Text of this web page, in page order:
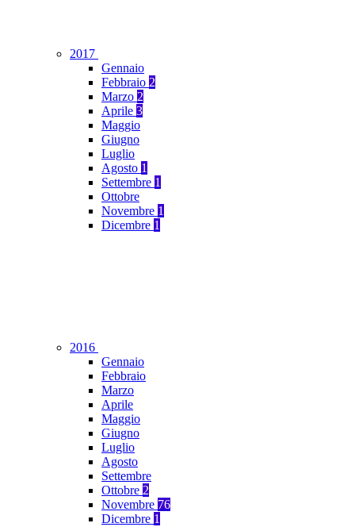
2017
Gennaio
Febbraio 2
Marzo 2
Aprile 3
Maggio
Giugno
Luglio
Agosto 1
Settembre 1
Ottobre
Novembre 1
Dicembre 1
2016
Gennaio
Febbraio
Marzo
Aprile
Maggio
Giugno
Luglio
Agosto
Settembre
Ottobre 2
Novembre 76
Dicembre 1